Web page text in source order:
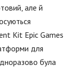
але й
Kit Epic Games
для
була